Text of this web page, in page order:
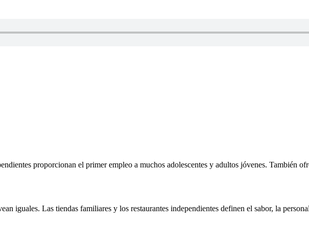
proporcionan el primer empleo a muchos adolescentes y adultos jóvenes. También
iguales. Las tiendas familiares y los restaurantes independientes definen el sabor, la